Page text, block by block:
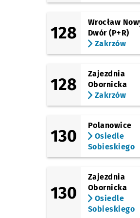
Bursztynowa
(Bursztynowa)
Kamień - Skrzy. NŻ
Kryształowa NŻ
(Wrocławska)
Piecowice
128
Wrocław
Dwór (P+R)
Zakrzów
128
Zajezdnia
Obornicka
Zakrzów
130
Polanowice
Osiedle
Sobieskiego
130
Zajezdnia
Obornicka
Osiedle
Sobieskiego